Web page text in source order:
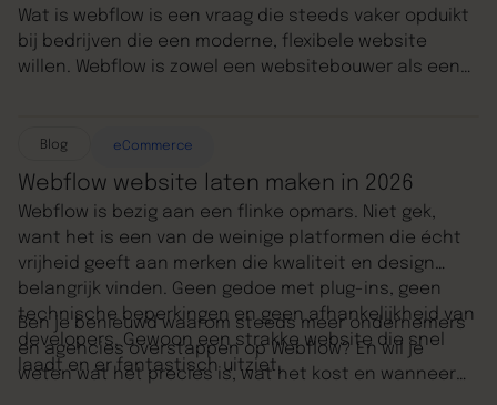
Wat is webflow is een vraag die steeds vaker opduikt
bij bedrijven die een moderne, flexibele website
willen. Webflow is zowel een websitebouwer als een
controle, zonder dat je altijd een developer nodig
hebt. Steeds meer organisaties kiezen dit platform
als alternatief voor WordPress, Wix of Shopify. Ook bij
Chase Marketing draait onze website sinds november
2024 op Webflow. In dit artikel ontdek je hoe Webflow
werkt, de voordelen, nadelen, kosten en waarom wij
overtuigd zijn van dit platform. Maar ook welke
nadelen wij ervaren.
Blog eCommerce
Webflow website laten maken in 2026
Webflow is bezig aan een flinke opmars. Niet gek,
want het is een van de weinige platformen die écht
vrijheid geeft aan merken die kwaliteit en design
belangrijk vinden. Geen gedoe met plug-ins, geen
technische beperkingen en geen afhankelijkheid van
developers. Gewoon een strakke website die snel
laadt en er fantastisch uitziet.
Ben je benieuwd waarom steeds meer ondernemers
en agencies overstappen op Webflow? En wil je
weten wat het precies is, wat het kost en wanneer